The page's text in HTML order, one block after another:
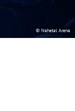
© Nahetal Arena